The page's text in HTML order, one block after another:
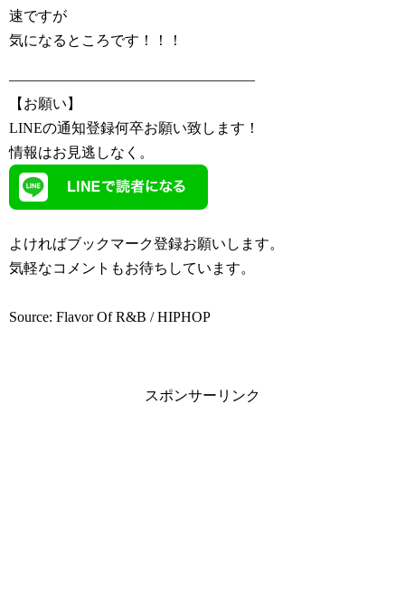
速ですが
気になるところです！！！
—————————————————
【お願い】
LINEの通知登録何卒お願い致します！
情報はお見逃しなく。
よければブックマーク登録お願いします。
気軽なコメントもお待ちしています。
Source: Flavor Of R&B / HIPHOP
スポンサーリンク